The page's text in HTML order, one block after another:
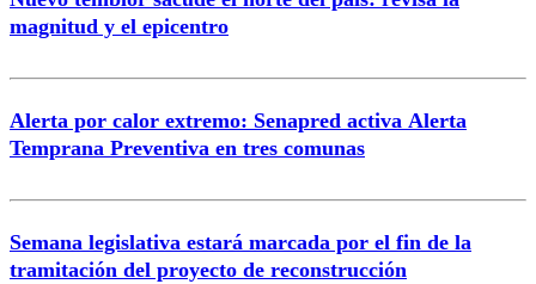
magnitud y el epicentro
Alerta por calor extremo: Senapred activa Alerta
Temprana Preventiva en tres comunas
Semana legislativa estará marcada por el fin de la
tramitación del proyecto de reconstrucción